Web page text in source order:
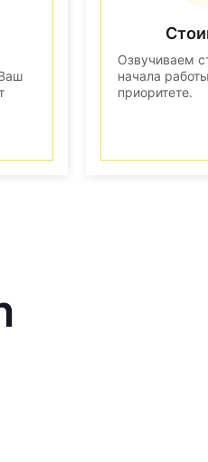
Озвучиваем
начала
приоритете.